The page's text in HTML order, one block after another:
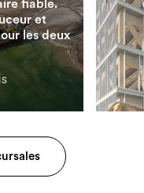
fiable.
et
les deux